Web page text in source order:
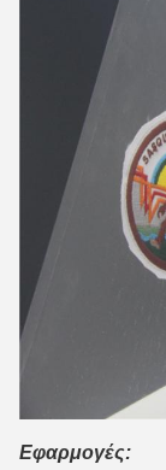
Εφαρμογές: